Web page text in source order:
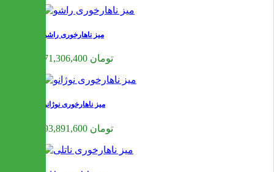
میز ناهارخوری راشو
71,306,400 تومان
میز ناهارخوری نوژانو
93,891,600 تومان